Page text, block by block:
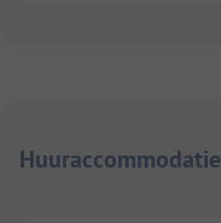
Huuraccommodatie